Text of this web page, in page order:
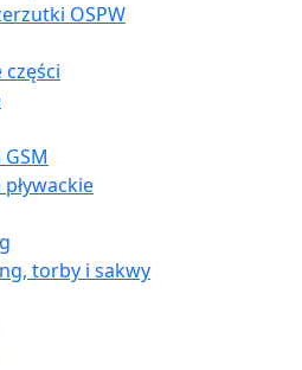
OSPW
torby i sakwy